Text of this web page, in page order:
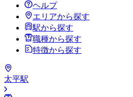
ヘルプ
エリアから探す
駅から探す
職種から探す
特徴から探す
太平駅